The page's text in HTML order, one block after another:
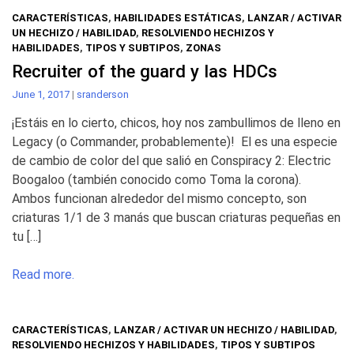
CARACTERÍSTICAS, HABILIDADES ESTÁTICAS, LANZAR / ACTIVAR
UN HECHIZO / HABILIDAD, RESOLVIENDO HECHIZOS Y
HABILIDADES, TIPOS Y SUBTIPOS, ZONAS
Recruiter of the guard y las HDCs
June 1, 2017 | sranderson
¡Estáis en lo cierto, chicos, hoy nos zambullimos de lleno en
Legacy (o Commander, probablemente)! El es una especie
de cambio de color del que salió en Conspiracy 2: Electric
Boogaloo (también conocido como Toma la corona).
Ambos funcionan alrededor del mismo concepto, son
criaturas 1/1 de 3 manás que buscan criaturas pequeñas en
tu […]
Read more.
CARACTERÍSTICAS, LANZAR / ACTIVAR UN HECHIZO / HABILIDAD,
RESOLVIENDO HECHIZOS Y HABILIDADES, TIPOS Y SUBTIPOS